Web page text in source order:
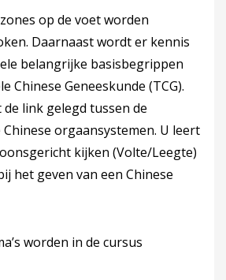
op de voet worden
Daarnaast wordt er kennis
belangrijke basisbegrippen
Chinese Geneeskunde (TCG).
link gelegd tussen de
orgaansystemen. U leert
kijken (Volte/Leegte)
het geven van een Chinese
worden in de cursus